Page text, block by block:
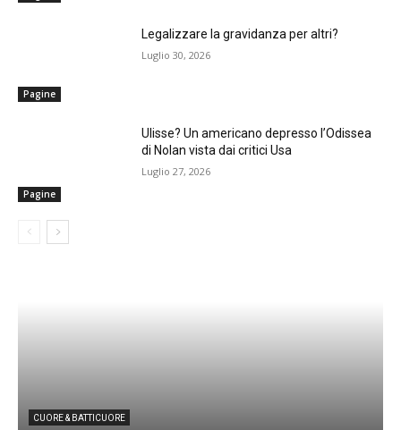
Pagine
Legalizzare la gravidanza per altri?
Luglio 30, 2026
Pagine
Ulisse? Un americano depresso l’Odissea
di Nolan vista dai critici Usa
Luglio 27, 2026
CUORE & BATTICUORE